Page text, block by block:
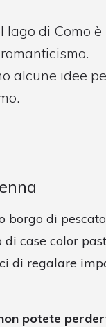
lago di Como
alcune idee
borgo di
case color
di regalare
potete